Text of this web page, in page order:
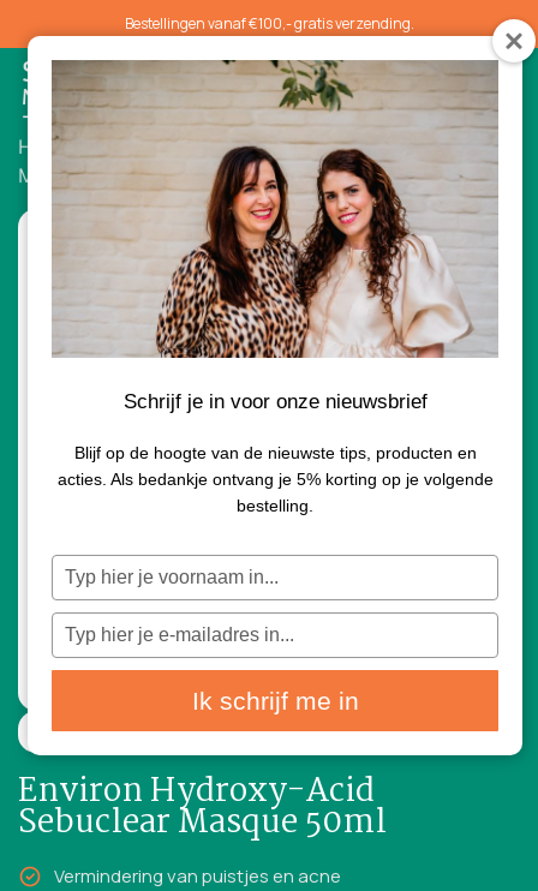
Bestellingen vanaf €100,- gratis verzending.
0
Home/ Maskers/ Environ Hydroxy-Acid Sebuclear
Masque 50ml
50ml
Environ Hydroxy-Acid
Sebuclear Masque 50ml
Vermindering van puistjes en acne
Schrijf je in voor onze nieuwsbrief
Blijf op de hoogte van de nieuwste tips, producten en
acties. Als bedankje ontvang je 5% korting op je volgende
bestelling.
Typ
naam
in
Typ
e-
mailadres
Ik schrijf me in